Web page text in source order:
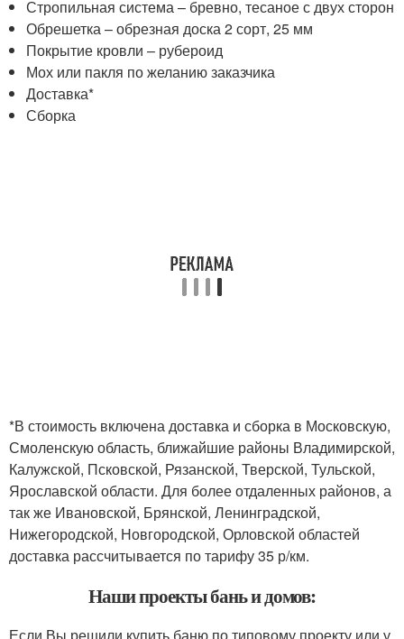
Стропильная система – бревно, тесаное с двух сторон
Обрешетка – обрезная доска 2 сорт, 25 мм
Покрытие кровли – рубероид
Мох или пакля по желанию заказчика
Доставка*
Сборка
*В стоимость включена доставка и сборка в Московскую,
Смоленскую область, ближайшие районы Владимирской,
Калужской, Псковской, Рязанской, Тверской, Тульской,
Ярославской области. Для более отдаленных районов, а
так же Ивановской, Брянской, Ленинградской,
Нижегородской, Новгородской, Орловской областей
доставка рассчитывается по тарифу 35 р/км.
Наши проекты бань и домов: